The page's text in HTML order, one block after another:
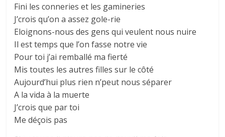
Fini les conneries et les gamineries
J’crois qu’on a assez gole-rie
Eloignons-nous des gens qui veulent nous nuire
Il est temps que l’on fasse notre vie
Pour toi j’ai remballé ma fierté
Mis toutes les autres filles sur le côté
Aujourd’hui plus rien n’peut nous séparer
A la vida à la muerte
J’crois que par toi
Me déçois pas